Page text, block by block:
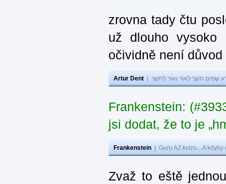
zrovna tady čtu
už dlouho
očividně není
Artur Dent שָׂמִים חֹשֶׁךְ לְאוֹר וְאוֹר לְחֹשֶׁךְ
Frankenstein:
jsi dodat, že to je
Frankenstein Guru AZ kvízu... A
Zvaž to eště